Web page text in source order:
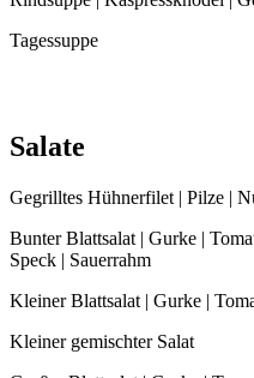
Tagessuppe
Salate
Gegrilltes Hühnerfilet | Pilze |
Bunter Blattsalat | Gurke |
Speck | Sauerrahm
Kleiner Blattsalat | Gurke |
Kleiner gemischter Salat